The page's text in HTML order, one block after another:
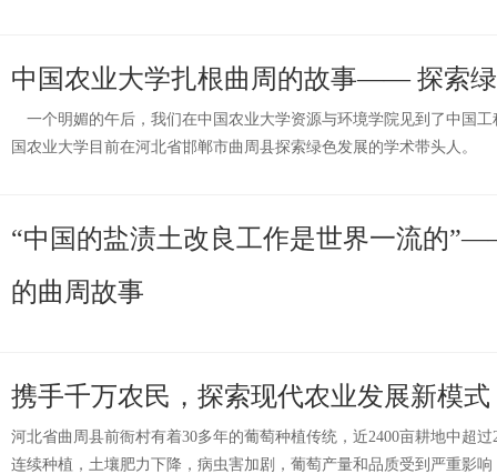
中国农业大学扎根曲周的故事—— 探索
一个明媚的午后，我们在中国农业大学资源与环境学院见到了中国
国农业大学目前在河北省邯郸市曲周县探索绿色发展的学术带头人。
“中国的盐渍土改良工作是世界一流的
的曲周故事
携手千万农民，探索现代农业发展新模式
河北省曲周县前衙村有着30多年的葡萄种植传统，近2400亩耕地中超
连续种植，土壤肥力下降，病虫害加剧，葡萄产量和品质受到严重影